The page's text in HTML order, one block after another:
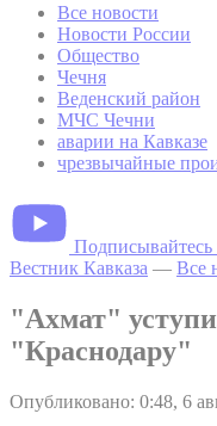
Все новости
Новости России
Общество
Чечня
Веденский район
МЧС Чечни
аварии на Кавказе
чрезвычайные
Вестник Кавказа — Все
"Ахмат"
"Краснодару"
Опубликовано: 0:48, 6